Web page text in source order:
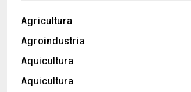
Agricultura
Agroindustria
Aquicultura
Aquicultura